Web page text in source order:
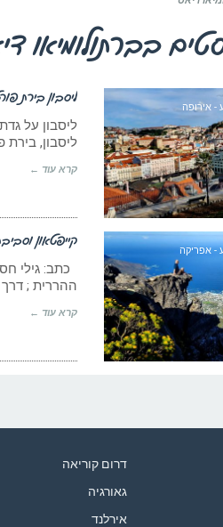
בברתולומיאו
- אירופה
ליסבון בירת
ליסבון, בירת
קרא עוד ←
- אפריקה
קייפטאון
ההררית ;
קרא עוד ←
דרום קוריאה
גאורגיה
אירלנד